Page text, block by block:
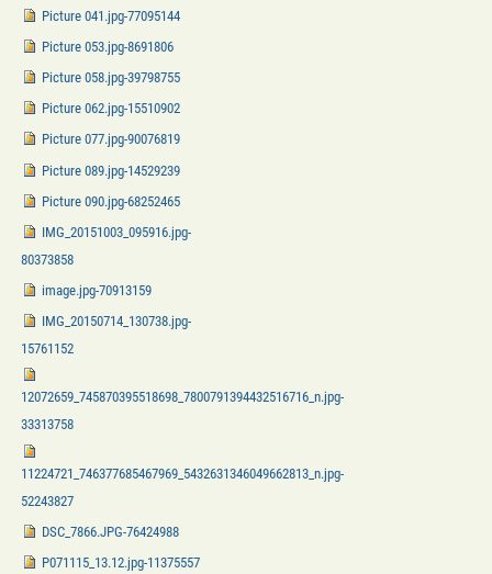
Picture 041.jpg-77095144
Picture 053.jpg-8691806
Picture 058.jpg-39798755
Picture 062.jpg-15510902
Picture 077.jpg-90076819
Picture 089.jpg-14529239
Picture 090.jpg-68252465
IMG_20151003_095916.jpg-
80373858
image.jpg-70913159
IMG_20150714_130738.jpg-
15761152
12072659_745870395518698_7800791394432516716_n.jpg-
33313758
11224721_746377685467969_5432631346049662813_n.jpg-
52243827
DSC_7866.JPG-76424988
P071115_13.12.jpg-11375557